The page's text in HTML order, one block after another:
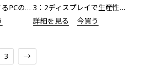
あなたをフォローするPCのような体験
3：2ディスプレイで生産性を向上
詳細を見る
今買う
3 →